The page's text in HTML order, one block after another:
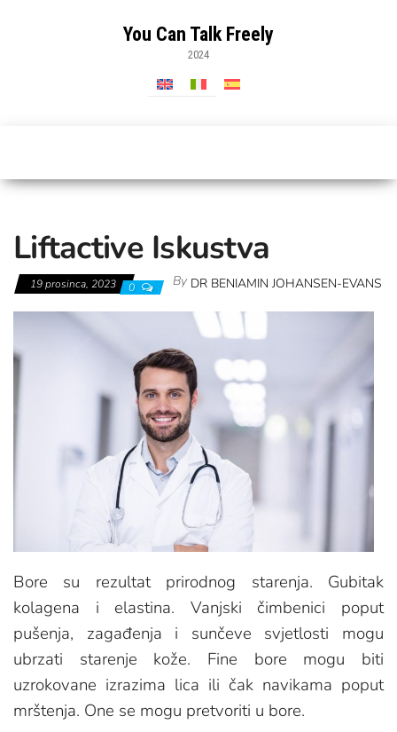
You Can Talk Freely
2024
Liftactive Iskustva
19 prosinca, 2023 0 By DR BENIAMIN JOHANSEN-EVANS
Bore su rezultat prirodnog starenja. Gubitak
kolagena i elastina. Vanjski čimbenici poput
pušenja, zagađenja i sunčeve svjetlosti mogu
ubrzati starenje kože. Fine bore mogu biti
uzrokovane izrazima lica ili čak navikama poput
mrštenja. One se mogu pretvoriti u bore.